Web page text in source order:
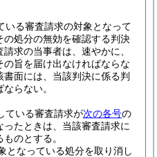
いる審査請求の対象となって
処分の無効を確認する判決
求の当事者は、速やかに、
旨を届け出なければならな
面には、当該判決に係る判
らない。
ている審査請求が次の各号の
たときは、当該審査請求に
のとする。
となっている処分を取り消し